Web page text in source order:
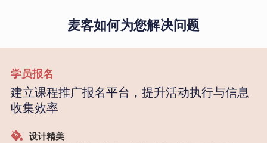
麦客如何为您解决问题
学员报名
建立课程推广报名平台，提升活动执行与信息
收集效率
设计精美